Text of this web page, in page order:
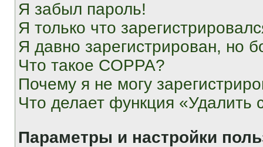
Я забыл пароль!
Я только что
Я давно зарегистрирован, но
Что такое COPPA?
Почему я не могу
Что делает функция «Удалить
Параметры и настройки